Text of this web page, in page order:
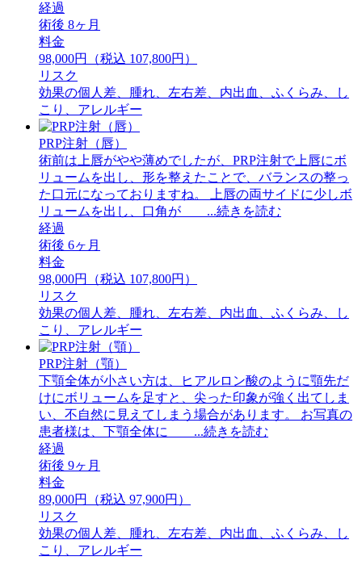
経過
術後 8ヶ月
料金
98,000円（税込 107,800円）
リスク
効果の個人差、腫れ、左右差、内出血、ふくらみ、し
こり、アレルギー
PRP注射（唇）
術前は上唇がやや薄めでしたが、PRP注射で上唇にボ
リュームを出し、形を整えたことで、バランスの整っ
た口元になっておりますね。 ⁡上唇の両サイドに少しボ
リュームを出し、口角が ...続きを読む
経過
術後 6ヶ月
料金
98,000円（税込 107,800円）
リスク
効果の個人差、腫れ、左右差、内出血、ふくらみ、し
こり、アレルギー
PRP注射（顎）
下顎全体が小さい方は、ヒアルロン酸のように顎先だ
けにボリュームを足すと、尖った印象が強く出てしま
い、不自然に見えてしまう場合があります。 お写真の
患者様は、下顎全体に ...続きを読む
経過
術後 9ヶ月
料金
89,000円（税込 97,900円）
リスク
効果の個人差、腫れ、左右差、内出血、ふくらみ、し
こり、アレルギー